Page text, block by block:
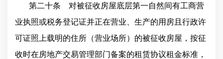
第二十条 对被征收房屋底层第一自然间有工商营
业执照或税务登记证并正在营业、生产的用房且行政许
可证照上载明的住所（营业场所）的被征收房屋，按征
收时在房地产交易管理部门备案的租赁协议租金标准，